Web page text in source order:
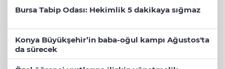
Bursa Tabip Odası: Hekimlik 5 dakikaya sığmaz
Konya Büyükşehir’in baba-oğul kampı Ağustos'ta
da sürecek